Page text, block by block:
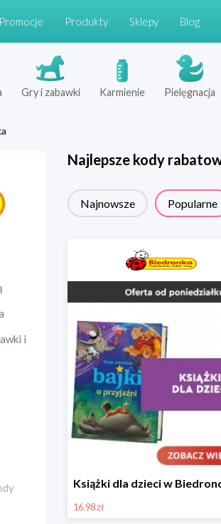
Promocje Produkty Sklepy Blog
Gry i zabawki Karmienie Pielęgnacja
i
Najlepsze kody
Najnowsze Popularne
16.98 zł